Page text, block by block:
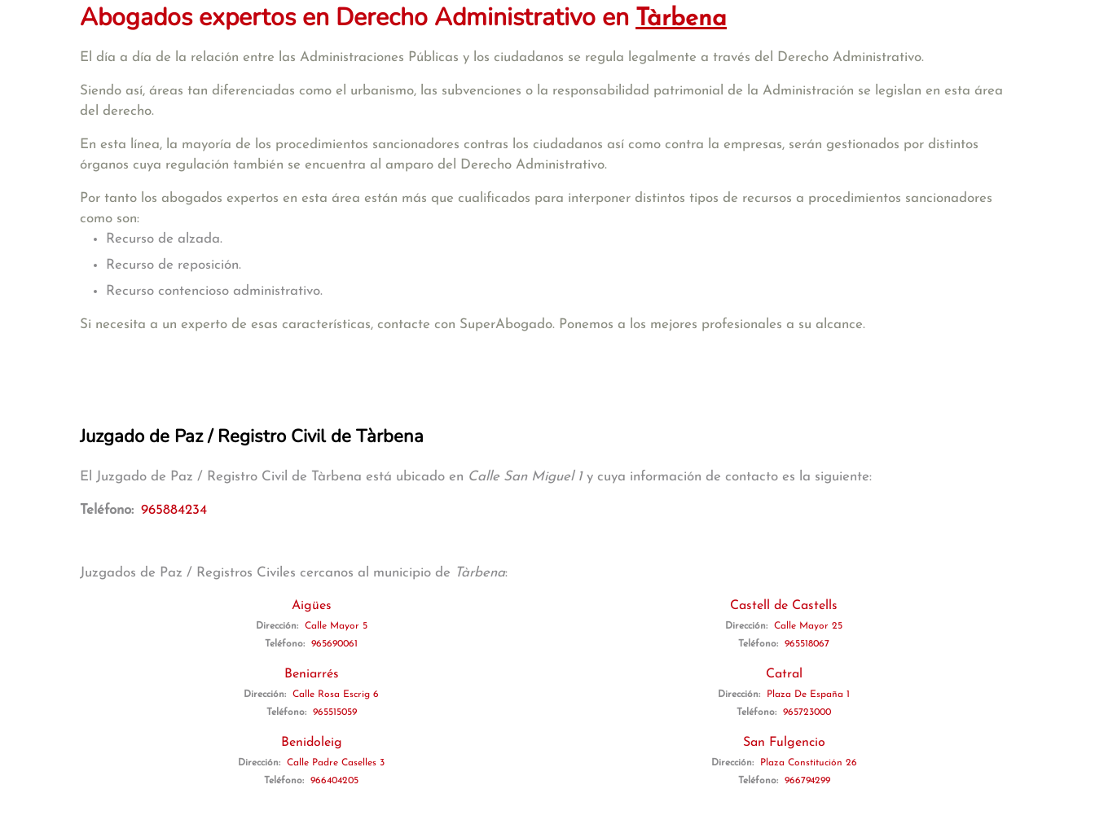
Abogados expertos en Derecho Administrativo en Tàrbena
El día a día de la relación entre las Administraciones Públicas y los ciudadanos se regula legalmente a través del Derecho Administrativo.
Siendo así, áreas tan diferenciadas como el urbanismo, las subvenciones o la responsabilidad patrimonial de la Administración se legislan en esta área
del derecho.
En esta línea, la mayoría de los procedimientos sancionadores contras los ciudadanos así como contra la empresas, serán gestionados por distintos
órganos cuya regulación también se encuentra al amparo del Derecho Administrativo.
Por tanto los abogados expertos en esta área están más que cualificados para interponer distintos tipos de recursos a procedimientos sancionadores
como son:
Recurso de alzada.
Recurso de reposición.
Recurso contencioso administrativo.
Si necesita a un experto de esas características, contacte con SuperAbogado. Ponemos a los mejores profesionales a su alcance.
Juzgado de Paz / Registro Civil de Tàrbena
El Juzgado de Paz / Registro Civil de Tàrbena está ubicado en Calle San Miguel 1y cuya información de contacto es la siguiente:
Teléfono: 965884234
Juzgados de Paz / Registros Civiles cercanos al municipio de Tàrbena:
Aigües
Dirección:
Calle Mayor 5
Teléfono:
965690061
Beniarrés
Dirección:
Calle Rosa Escrig 6
Teléfono:
965515059
Benidoleig
Dirección:
Calle Padre Caselles 3
Teléfono:
966404205
Castell de Castells
Dirección:
Calle Mayor 25
Teléfono:
965518067
Catral
Dirección:
Plaza De España 1
Teléfono:
965723000
San Fulgencio
Dirección:
Plaza Constitución 26
Teléfono:
966794299